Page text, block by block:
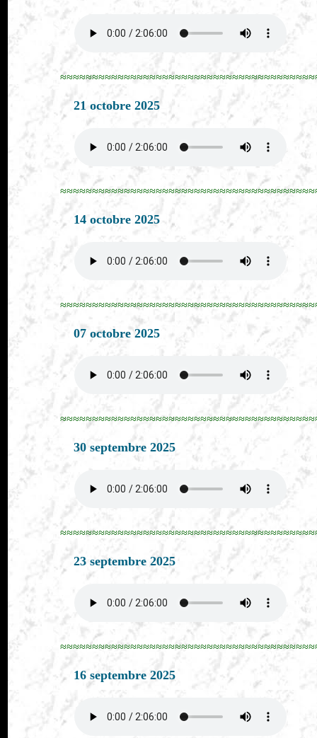
21 octobre 2025
14 octobre 2025
07 octobre 2025
30 septembre 2025
23 septembre 2025
16 septembre 2025